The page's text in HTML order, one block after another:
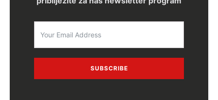
SUBSCRIBE